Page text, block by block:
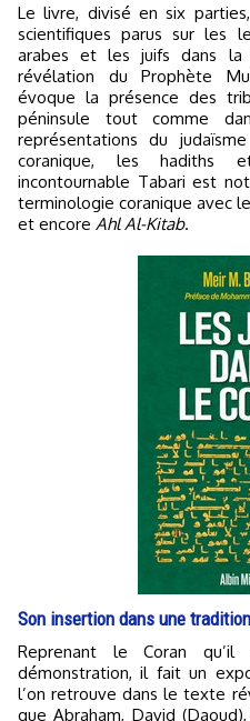
Le livre, divisé en six
scientifiques parus sur les
arabes et les juifs dans la
révélation du Prophète
évoque la présence des
péninsule tout comme
représentations du
coranique, les hadiths
incontournable Tabari est
terminologie coranique avec
et encore Ahl Al-Kitab.
Son insertion dans une
Reprenant le Coran qu’il cite tout au long de sa
démonstration, il fait un
l’on retrouve dans le texte
que Abraham, David